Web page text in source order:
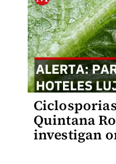
Quintana
investigan